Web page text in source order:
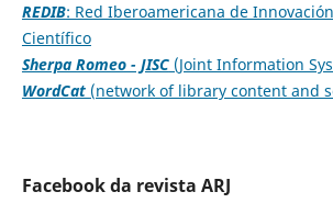
REDIB: Red Iberoamericana de
Científico
Sherpa Romeo - JISC(Joint Information
WordCat (network of library content and
Facebook da revista ARJ